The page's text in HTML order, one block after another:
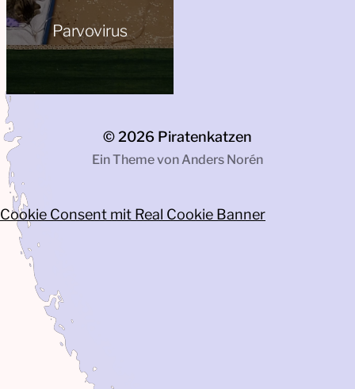
Parvovirus
© 2026 Piratenkatzen
Ein Theme von Anders Norén
Cookie Consent mit Real Cookie Banner